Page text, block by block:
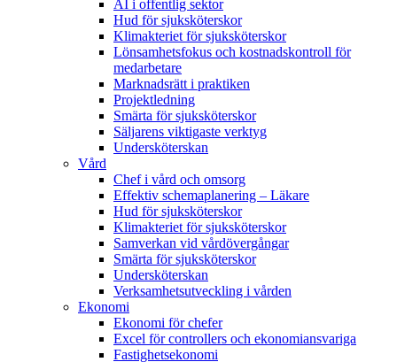
AI i offentlig sektor
Hud för sjuksköterskor
Klimakteriet för sjuksköterskor
Lönsamhetsfokus och kostnadskontroll för
medarbetare
Marknadsrätt i praktiken
Projektledning
Smärta för sjuksköterskor
Säljarens viktigaste verktyg
Undersköterskan
Vård
Chef i vård och omsorg
Effektiv schemaplanering – Läkare
Hud för sjuksköterskor
Klimakteriet för sjuksköterskor
Samverkan vid vårdövergångar
Smärta för sjuksköterskor
Undersköterskan
Verksamhetsutveckling i vården
Ekonomi
Ekonomi för chefer
Excel för controllers och ekonomiansvariga
Fastighetsekonomi